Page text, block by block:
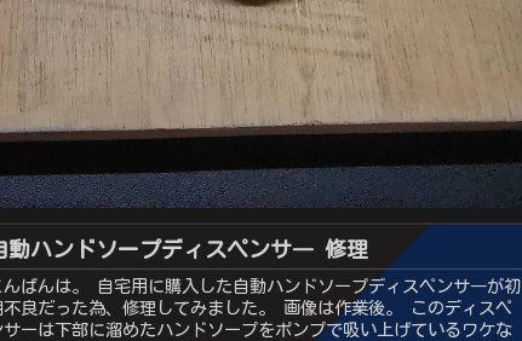
動ハンドソープディスペンサ― 修理
んばんは。 自宅用に購入した自動ハンドソープディスペンサ―が初
不良だった為、修理してみました。 画像は作業後。 このディスペ
サーは下部に溜めたハンドソープをポンプで吸い上げているワケな